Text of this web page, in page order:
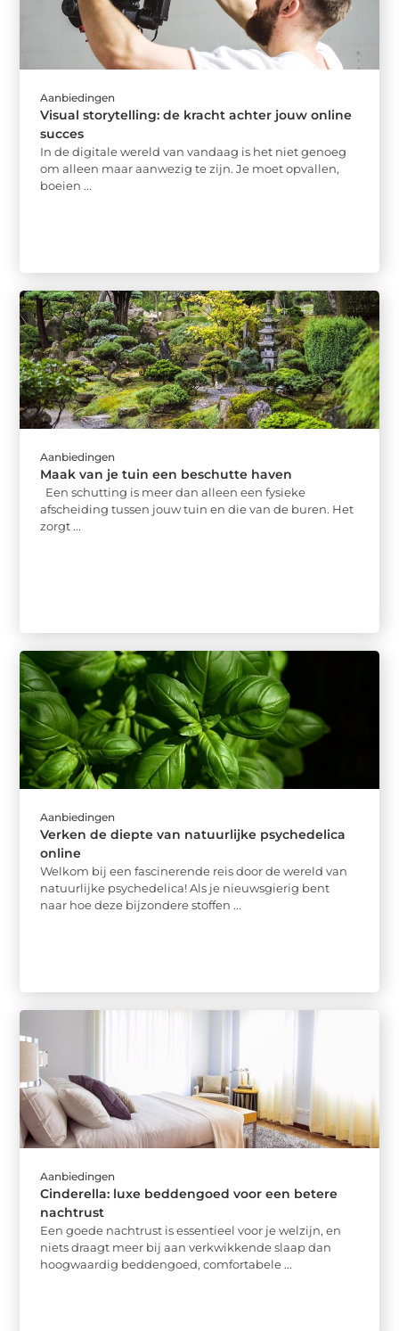
Aanbiedingen
Visual storytelling: de kracht achter jouw online
succes
In de digitale wereld van vandaag is het niet genoeg
om alleen maar aanwezig te zijn. Je moet opvallen,
boeien ...
Aanbiedingen
Maak van je tuin een beschutte haven
Een schutting is meer dan alleen een fysieke
afscheiding tussen jouw tuin en die van de buren. Het
zorgt ...
Aanbiedingen
Verken de diepte van natuurlijke psychedelica
online
Welkom bij een fascinerende reis door de wereld van
natuurlijke psychedelica! Als je nieuwsgierig bent
naar hoe deze bijzondere stoffen ...
Aanbiedingen
Cinderella: luxe beddengoed voor een betere
nachtrust
Een goede nachtrust is essentieel voor je welzijn, en
niets draagt meer bij aan verkwikkende slaap dan
hoogwaardig beddengoed, comfortabele ...